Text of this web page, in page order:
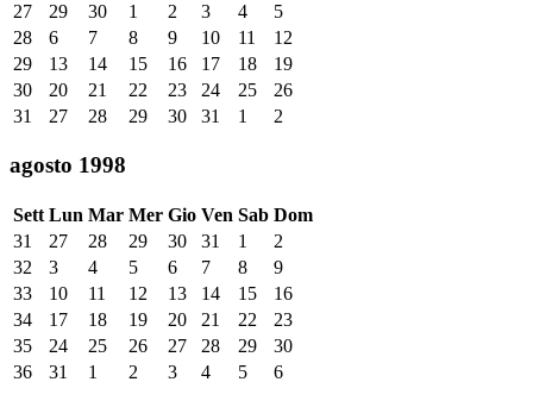
27
29 30 1 2 3 4
5
28
6 7 8 9 10 11
12
29
13 14 15 16 17 18
19
30
20 21 22 23 24 25
26
31
27 28 29 30 31 1 2
agosto 1998
Sett Lun Mar Mer Gio Ven Sab Dom
31
27 28 29 30 31 1
2
32
3 4 5 6 7 8
9
33
10 11 12 13 14 15
16
34
17 18 19 20 21 22
23
35
24 25 26 27 28 29
30
36
31 1 2 3 4 5 6